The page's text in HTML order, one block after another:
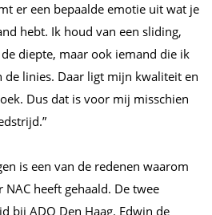
er een bepaalde emotie uit wat je
hebt. Ik houd van een sliding,
diepte, maar ook iemand die ik
de linies. Daar ligt mijn kwaliteit en
Dus dat is voor mij misschien
is een van de redenen waarom
heeft gehaald. De twee
bij ADO Den Haag. Edwin de